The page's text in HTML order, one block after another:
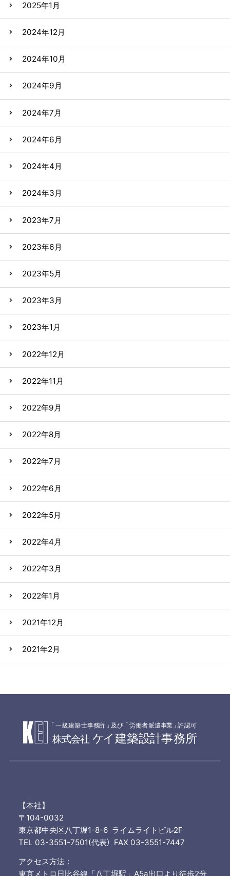
2025年1月
2024年12月
2024年10月
2024年9月
2024年7月
2024年6月
2024年4月
2024年3月
2023年7月
2023年6月
2023年5月
2023年3月
2023年1月
2022年12月
2022年11月
2022年9月
2022年8月
2022年7月
2022年6月
2022年5月
2022年4月
2022年3月
2022年1月
2021年12月
2021年2月
「 一級建築士事務所 」及び「 労働者派遣事業 」許認可
株式会社 ケイ建築設計事務所
【本社】
〒104-0032
東京都中央区八丁堀1-8-6 ライムライトビル2F
TEL 03-3551-7501(代表) FAX 03-3551-7447
アクセス方法：
東京メトロ日比谷線「八丁堀駅」A5a出口より徒歩2分